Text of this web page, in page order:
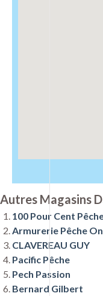
Autres Magasins
100 Pour Cent
Armurerie Pêche
CLAVEREAU GUY
Pacific Pêche
Pech Passion
Bernard Gilbert